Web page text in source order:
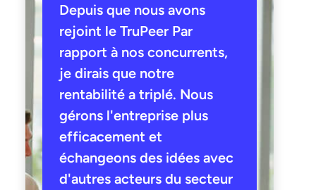
Depuis que nous avons
rejoint le TruPeer Par
rapport à nos concurrents,
je dirais que notre
rentabilité a triplé. Nous
gérons l'entreprise plus
efficacement et
échangeons des idées avec
d'autres acteurs du secteur